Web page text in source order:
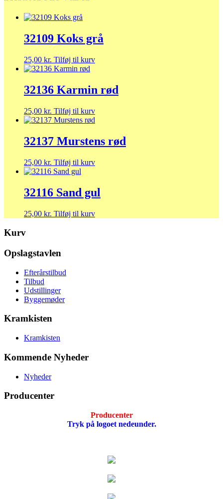
32109 Koks grå
25,00 kr. Tilføj til kurv
32136 Karmin rød
25,00 kr. Tilføj til kurv
32137 Murstens rød
25,00 kr. Tilføj til kurv
32116 Sand gul
25,00 kr. Tilføj til kurv
Kurv
Opslagstavlen
Efterårstilbud
Tilbud
Udstillinger
Byggemøder
Kramkisten
Kramkisten
Kommende Nyheder
Nyheder
Producenter
Producenter
Tryk på logoet nedeunder.